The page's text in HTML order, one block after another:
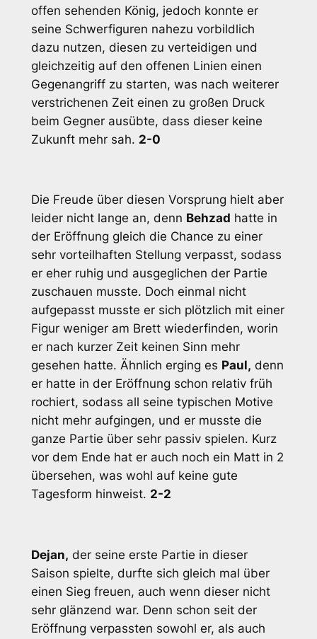
offen sehenden König, jedoch konnte er
seine Schwerfiguren nahezu vorbildlich
dazu nutzen, diesen zu verteidigen und
gleichzeitig auf den offenen Linien einen
Gegenangriff zu starten, was nach weiterer
verstrichenen Zeit einen zu großen Druck
beim Gegner ausübte, dass dieser keine
Zukunft mehr sah. 2-0
Die Freude über diesen Vorsprung hielt aber
leider nicht lange an, denn Behzad hatte in
der Eröffnung gleich die Chance zu einer
sehr vorteilhaften Stellung verpasst, sodass
er eher ruhig und ausgeglichen der Partie
zuschauen musste. Doch einmal nicht
aufgepasst musste er sich plötzlich mit einer
Figur weniger am Brett wiederfinden, worin
er nach kurzer Zeit keinen Sinn mehr
gesehen hatte. Ähnlich erging es Paul, denn
er hatte in der Eröffnung schon relativ früh
rochiert, sodass all seine typischen Motive
nicht mehr aufgingen, und er musste die
ganze Partie über sehr passiv spielen. Kurz
vor dem Ende hat er auch noch ein Matt in 2
übersehen, was wohl auf keine gute
Tagesform hinweist. 2-2
Dejan, der seine erste Partie in dieser
Saison spielte, durfte sich gleich mal über
einen Sieg freuen, auch wenn dieser nicht
sehr glänzend war. Denn schon seit der
Eröffnung verpassten sowohl er, als auch